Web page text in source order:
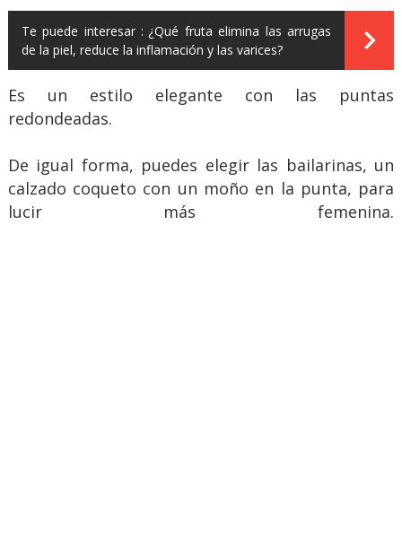
Te puede interesar : ¿Qué fruta elimina las arrugas
de la piel, reduce la inflamación y las varices?
Es un estilo elegante con las puntas
redondeadas.
De igual forma, puedes elegir las bailarinas, un
calzado coqueto con un moño en la punta, para
lucir más femenina.